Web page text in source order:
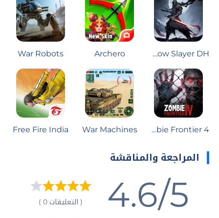
Shadow Slayer DH
Archero
War Robots
Zombie Frontier 4
War Machines
Free Fire India
المراجعة والمناقشة
4.6/5 ( التعليقات 0 )